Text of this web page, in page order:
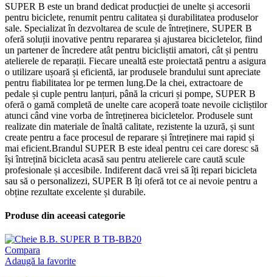
SUPER B este un brand dedicat producției de unelte și accesorii
pentru biciclete, renumit pentru calitatea și durabilitatea produselor
sale. Specializat în dezvoltarea de scule de întreținere, SUPER B
oferă soluții inovative pentru repararea și ajustarea bicicletelor, fiind
un partener de încredere atât pentru bicicliștii amatori, cât și pentru
atelierele de reparații. Fiecare unealtă este proiectată pentru a asigura
o utilizare ușoară și eficientă, iar produsele brandului sunt apreciate
pentru fiabilitatea lor pe termen lung.De la chei, extractoare de
pedale și cuple pentru lanțuri, până la cricuri și pompe, SUPER B
oferă o gamă completă de unelte care acoperă toate nevoile cicliștilor
atunci când vine vorba de întreținerea bicicletelor. Produsele sunt
realizate din materiale de înaltă calitate, rezistente la uzură, și sunt
create pentru a face procesul de reparare și întreținere mai rapid și
mai eficient.Brandul SUPER B este ideal pentru cei care doresc să
își întrețină bicicleta acasă sau pentru atelierele care caută scule
profesionale și accesibile. Indiferent dacă vrei să îți repari bicicleta
sau să o personalizezi, SUPER B îți oferă tot ce ai nevoie pentru a
obține rezultate excelente și durabile.
Produse din aceeasi categorie
Compara
Adaugă la favorite